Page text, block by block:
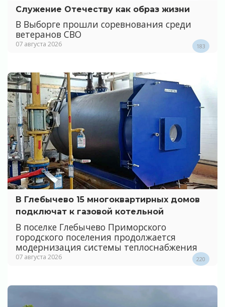
Служение Отечеству как образ жизни
В Выборге прошли соревнования среди
ветеранов СВО
07 августа 2026 183
В Глебычево 15 многоквартирных домов
подключат к газовой котельной
В поселке Глебычево Приморского
городского поселения продолжается
модернизация системы теплоснабжения
07 августа 2026 220